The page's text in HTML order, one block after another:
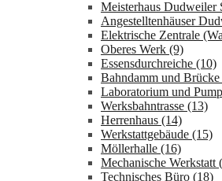
Meisterhaus Dudweiler
Angestelltenhäuser
Elektrische Zentrale
Oberes Werk (9)
Essensdurchreiche (10)
Bahndamm und Brücke
Laboratorium und
Werksbahntrasse (13)
Herrenhaus (14)
Werkstattgebäude (15)
Möllerhalle (16)
Mechanische Werkstatt
Technisches Büro (18)